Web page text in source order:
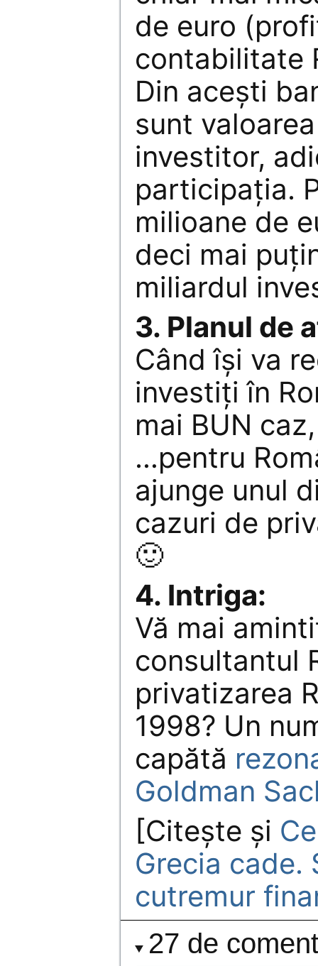
de euro
contabilitate
Din aceşti
sunt
investitor,
participaţia.
milioane de
deci mai
miliardul
3. Planul de
Când îşi va
investiţi în
mai BUN
…pentru
ajunge unul
cazuri de
🙂
4. Intriga:
Vă mai
consultantul
privatizarea
1998? Un
capătă
Goldman
[Citeşte şi
Grecia cade.
cutremur
27 de